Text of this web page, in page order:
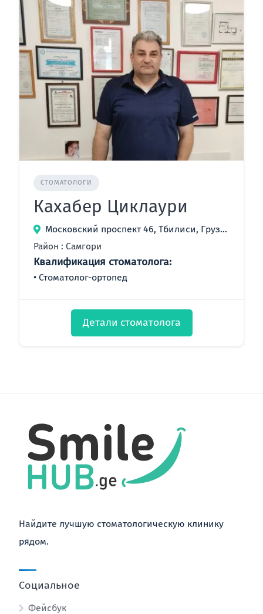
СТОМАТОЛОГИ
Кахабер Циклаури
Московский проспект 46, Тбилиси, Грузия
Район : Самгори
Квалификация стоматолога:
Стоматолог-ортопед
Детали стоматолога
Найдите лучшую стоматологическую клинику
рядом.
Социальное
Фейсбук